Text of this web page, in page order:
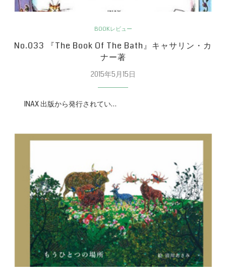
BOOKレビュー
No.033 『The Book Of The Bath』キャサリン・カ
ナー著
2015年5月15日
INAX 出版から発行されてい…